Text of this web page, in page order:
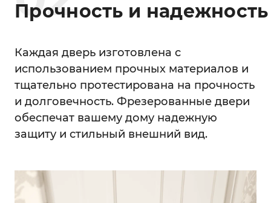
Прочность и надежность
Каждая дверь изготовлена с
использованием прочных материалов и
тщательно протестирована на прочность
и долговечность. Фрезерованные двери
обеспечат вашему дому надежную
защиту и стильный внешний вид.